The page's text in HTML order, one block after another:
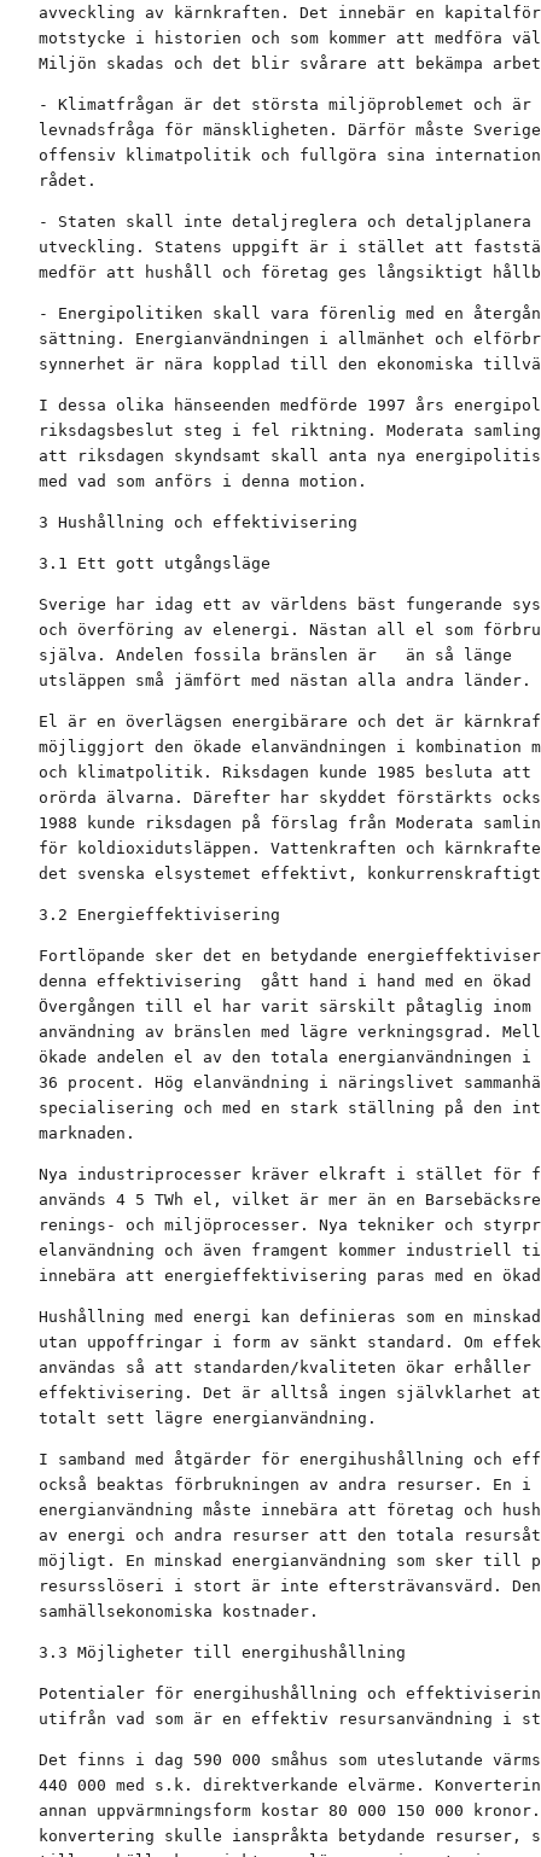
avveckling av kärnkraften. Det innebär en
motstycke i historien och som kommer att medföra
Miljön skadas och det blir svårare att bekämpa
- Klimatfrågan är det största miljöproblemet och är
levnadsfråga för mänskligheten. Därför måste
offensiv klimatpolitik och fullgöra sina
rådet.
- Staten skall inte detaljreglera och detaljplanera
utveckling. Statens uppgift är i stället att
medför att hushåll och företag ges långsiktigt
- Energipolitiken skall vara förenlig med en
sättning. Energianvändningen i allmänhet och
synnerhet är nära kopplad till den ekonomiska
I dessa olika hänseenden medförde 1997 års
riksdagsbeslut steg i fel riktning. Moderata
att riksdagen skyndsamt skall anta nya
med vad som anförs i denna motion.
3 Hushållning och effektivisering
3.1 Ett gott utgångsläge
Sverige har idag ett av världens bäst fungerande
och överföring av elenergi. Nästan all el som
själva. Andelen fossila bränslen är   än så
utsläppen små jämfört med nästan alla andra länder.
El är en överlägsen energibärare och det är
möjliggjort den ökade elanvändningen i kombination
och klimatpolitik. Riksdagen kunde 1985 besluta
orörda älvarna. Därefter har skyddet förstärkts
1988 kunde riksdagen på förslag från Moderata
för koldioxidutsläppen. Vattenkraften och
det svenska elsystemet effektivt,
3.2 Energieffektivisering
Fortlöpande sker det en betydande
denna effektivisering  gått hand i hand med en ökad
Övergången till el har varit särskilt påtaglig
användning av bränslen med lägre verkningsgrad.
ökade andelen el av den totala
36 procent. Hög elanvändning i näringslivet
specialisering och med en stark ställning på den
marknaden.
Nya industriprocesser kräver elkraft i stället för
används 4 5 TWh el, vilket är mer än en
renings- och miljöprocesser. Nya tekniker och
elanvändning och även framgent kommer
innebära att energieffektivisering paras med en
Hushållning med energi kan definieras som en
utan uppoffringar i form av sänkt standard. Om
användas så att standarden/kvaliteten ökar
effektivisering. Det är alltså ingen självklarhet
totalt sett lägre energianvändning.
I samband med åtgärder för energihushållning och
också beaktas förbrukningen av andra resurser. En
energianvändning måste innebära att företag och
av energi och andra resurser att den totala
möjligt. En minskad energianvändning som sker
resursslöseri i stort är inte eftersträvansvärd. Den
samhällsekonomiska kostnader.
3.3 Möjligheter till energihushållning
Potentialer för energihushållning och effektivisering
utifrån vad som är en effektiv resursanvändning i
Det finns i dag 590 000 småhus som uteslutande
440 000 med s.k. direktverkande elvärme.
annan uppvärmningsform kostar 80 000 150 000
konvertering skulle ianspråkta betydande resurser,